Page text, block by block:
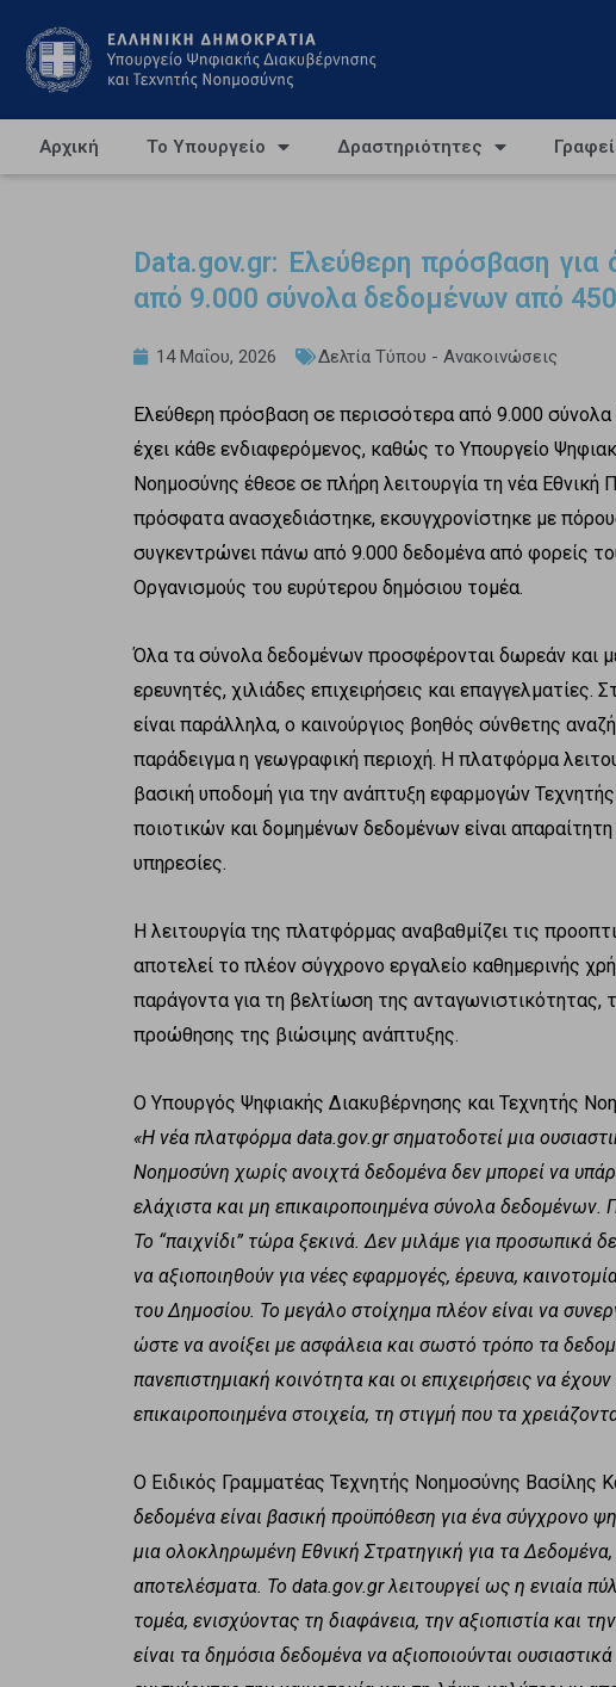
Αρχική Το Υπουργείο Δραστηριότητες
Data.gov.gr: Ελεύθερη πρόσβαση
από 9.000 σύνολα δεδομένων από
14 Μαΐου, 2026 Δελτία Τύπου - Ανακοινώσεις
Ελεύθερη πρόσβαση σε περισσότερα από 9.000
έχει κάθε ενδιαφερόμενος, καθώς το Υπουργείο
Νοημοσύνης έθεσε σε πλήρη λειτουργία τη νέα Εθνική
πρόσφατα ανασχεδιάστηκε, εκσυγχρονίστηκε με
συγκεντρώνει πάνω από 9.000 δεδομένα από φορείς
Οργανισμούς του ευρύτερου δημόσιου τομέα.
Όλα τα σύνολα δεδομένων προσφέρονται δωρεάν και
ερευνητές, χιλιάδες επιχειρήσεις και επαγγελματίες.
είναι παράλληλα, ο καινούργιος βοηθός σύνθετης
παράδειγμα η γεωγραφική περιοχή. Η πλατφόρμα
βασική υποδομή για την ανάπτυξη εφαρμογών
ποιοτικών και δομημένων δεδομένων είναι
υπηρεσίες.
Η λειτουργία της πλατφόρμας αναβαθμίζει τις
αποτελεί το πλέον σύγχρονο εργαλείο καθημερινής
παράγοντα για τη βελτίωση της
προώθησης της βιώσιμης ανάπτυξης.
Ο Υπουργός Ψηφιακής Διακυβέρνησης και Τεχνητής
«Η νέα πλατφόρμα data.gov.gr σηματοδοτεί μια
Νοημοσύνη χωρίς ανοιχτά δεδομένα δεν μπορεί να
ελάχιστα και μη επικαιροποιημένα σύνολα δεδομένων.
Το “παιχνίδι” τώρα ξεκινά. Δεν μιλάμε για προσωπικά
να αξιοποιηθούν για νέες εφαρμογές, έρευνα,
του Δημοσίου. Το μεγάλο στοίχημα πλέον είναι να
ώστε να ανοίξει με ασφάλεια και σωστό τρόπο τα
πανεπιστημιακή κοινότητα και οι επιχειρήσεις να
επικαιροποιημένα στοιχεία, τη στιγμή που τα
Ο Ειδικός Γραμματέας Τεχνητής Νοημοσύνης Βασίλης
δεδομένα είναι βασική προϋπόθεση για ένα σύγχρονο
μια ολοκληρωμένη Εθνική Στρατηγική για τα
αποτελέσματα. Το data.gov.gr λειτουργεί ως η ενιαία
τομέα, ενισχύοντας τη διαφάνεια, την αξιοπιστία και
είναι τα δημόσια δεδομένα να αξιοποιούνται